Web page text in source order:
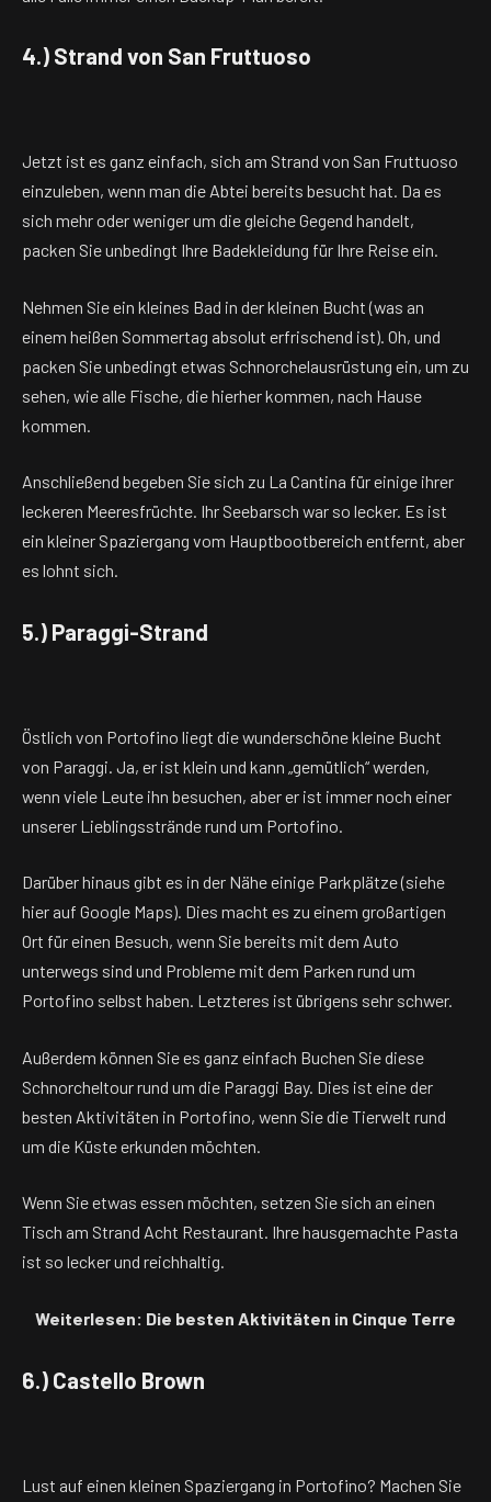
4.) Strand von San Fruttuoso
Jetzt ist es ganz einfach, sich am Strand von San Fruttuoso
einzuleben, wenn man die Abtei bereits besucht hat. Da es
sich mehr oder weniger um die gleiche Gegend handelt,
packen Sie unbedingt Ihre Badekleidung für Ihre Reise ein.
Nehmen Sie ein kleines Bad in der kleinen Bucht (was an
einem heißen Sommertag absolut erfrischend ist). Oh, und
packen Sie unbedingt etwas Schnorchelausrüstung ein, um zu
sehen, wie alle Fische, die hierher kommen, nach Hause
kommen.
Anschließend begeben Sie sich zu La Cantina für einige ihrer
leckeren Meeresfrüchte. Ihr Seebarsch war so lecker. Es ist
ein kleiner Spaziergang vom Hauptbootbereich entfernt, aber
es lohnt sich.
5.) Paraggi-Strand
Östlich von Portofino liegt die wunderschöne kleine Bucht
von Paraggi. Ja, er ist klein und kann „gemütlich“ werden,
wenn viele Leute ihn besuchen, aber er ist immer noch einer
unserer Lieblingsstrände rund um Portofino.
Darüber hinaus gibt es in der Nähe einige Parkplätze (siehe
hier auf Google Maps). Dies macht es zu einem großartigen
Ort für einen Besuch, wenn Sie bereits mit dem Auto
unterwegs sind und Probleme mit dem Parken rund um
Portofino selbst haben. Letzteres ist übrigens sehr schwer.
Außerdem können Sie es ganz einfach Buchen Sie diese
Schnorcheltour rund um die Paraggi Bay. Dies ist eine der
besten Aktivitäten in Portofino, wenn Sie die Tierwelt rund
um die Küste erkunden möchten.
Wenn Sie etwas essen möchten, setzen Sie sich an einen
Tisch am Strand Acht Restaurant. Ihre hausgemachte Pasta
ist so lecker und reichhaltig.
Weiterlesen: Die besten Aktivitäten in Cinque Terre
6.) Castello Brown
Lust auf einen kleinen Spaziergang in Portofino? Machen Sie